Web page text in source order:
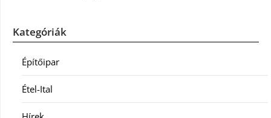
Kategóriák
Építőipar
Étel-Ital